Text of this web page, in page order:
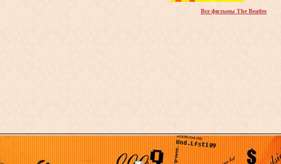
Все фильмы The Beatles